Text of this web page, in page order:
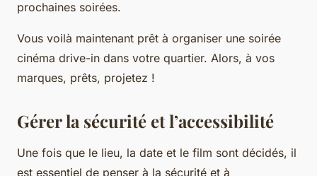
prochaines soirées.
Vous voilà maintenant prêt à organiser une soirée
cinéma drive-in dans votre quartier. Alors, à vos
marques, prêts, projetez !
Gérer la sécurité et l’accessibilité
Une fois que le lieu, la date et le film sont décidés, il
est essentiel de penser à la sécurité et à